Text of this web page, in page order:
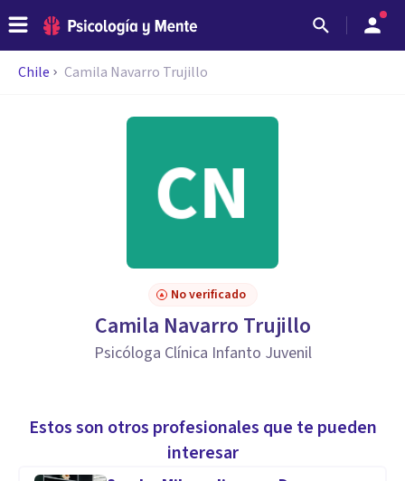
Chile Camila Navarro Trujillo
No verificado
Camila Navarro Trujillo
Psicóloga Clínica Infanto Juvenil
Estos son otros profesionales que te pueden
interesar